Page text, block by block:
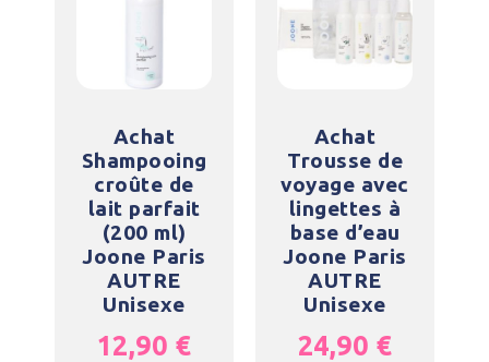
Achat
Shampooing
croûte de
lait parfait
(200 ml)
Joone Paris
AUTRE
Unisexe
12,90 €
Achat
Trousse de
voyage avec
lingettes à
base d’eau
Joone Paris
AUTRE
Unisexe
24,90 €